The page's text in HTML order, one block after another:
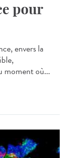
pour
envers la
moment où...